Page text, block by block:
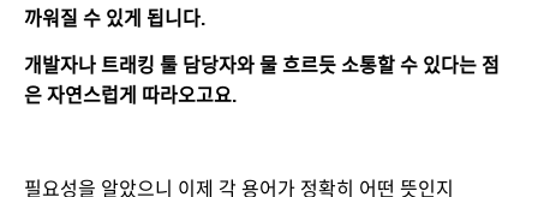
까워질 수 있게 됩니다.
개발자나 트래킹 툴 담당자와 물 흐르듯 소통할 수 있다는 점
은 자연스럽게 따라오고요.
필요성을 알았으니 이제 각 용어가 정확히 어떤 뜻인지